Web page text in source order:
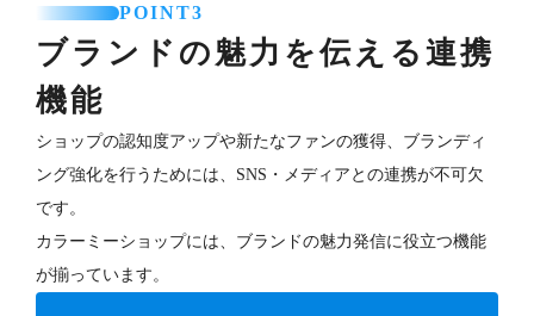
POINT3
ブランドの魅力を伝える連携
機能
ショップの認知度アップや新たなファンの獲得、ブランディ
ング強化を行うためには、SNS・メディアとの連携が不可欠
です。
カラーミーショップには、ブランドの魅力発信に役立つ機能
が揃っています。